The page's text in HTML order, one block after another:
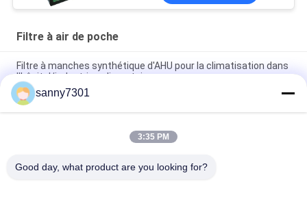
Filtre à air de poche
Filtre à manches synthétique d'AHU pour la climatisation dans
l'hôpital/industries alimentaires
Efficacité F8 multi de fibre de verre de système de la CAHT -
filtre à air F6 de poche - pour la serre chaude
Filtre à air compact industriel/filtres à air profonds
sanny7301
3:35 PM
Good day, what product are you looking for?